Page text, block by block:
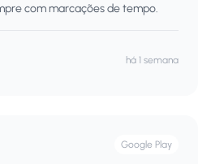
com marcações de tempo.
há 1 semana
Google Play